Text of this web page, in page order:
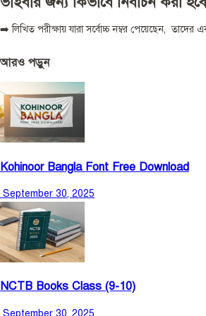
➡️ লিখিত পরীক্ষায় যারা সর্বোচ্চ নম্বর পেয়েছেন, তাদের
আরও পড়ুন
Kohinoor Bangla Font Free Download
September 30, 2025
NCTB Books Class (9-10)
September 30, 2025